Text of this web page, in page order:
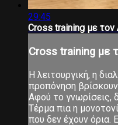
29:45
Cross training με
Cross training με
Η λειτουργική, η
προπόνηση
Αφού το γνωρίσεις,
Τέρμα πια η
που δεν έχουν όρια.